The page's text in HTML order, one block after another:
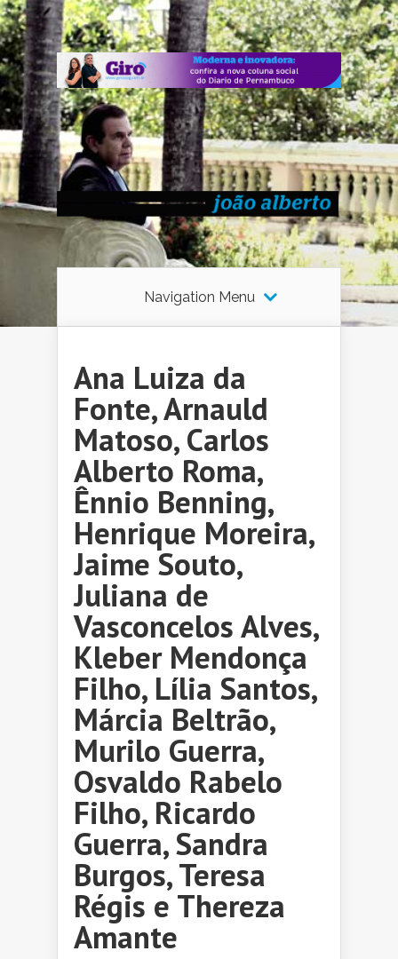
Navigation Menu
Ana Luiza da
Fonte, Arnauld
Matoso, Carlos
Alberto Roma,
Ênnio Benning,
Henrique Moreira,
Jaime Souto,
Juliana de
Vasconcelos Alves,
Kleber Mendonça
Filho, Lília Santos,
Márcia Beltrão,
Murilo Guerra,
Osvaldo Rabelo
Filho, Ricardo
Guerra, Sandra
Burgos, Teresa
Régis e Thereza
Amante